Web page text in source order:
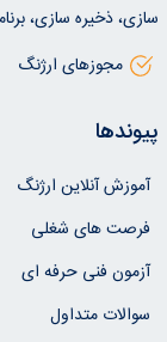
سازی، ذخیره سازی،
مجوزهای ارژنگ
پیوندها
آموزش آنلاین ارژنگ
فرصت های شغلی
آزمون فنی حرفه ای
سوالات متداول